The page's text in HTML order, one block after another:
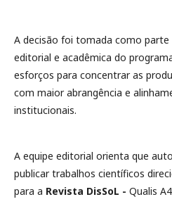
A decisão foi tomada como
editorial e acadêmica do
esforços para concentrar as
com maior abrangência e
institucionais.
A equipe editorial orienta que
publicar trabalhos científicos
para a Revista DisSoL - Qualis A4